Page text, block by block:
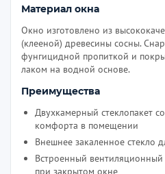
Материал окна
Окно изготовлено из
(клееной) древесины сосны.
фунгицидной пропиткой и
лаком на водной основе.
Преимущества
Двухкамерный стеклопакет
комфорта в помещении
Внешнее закаленное стекло
Встроенный
при закрытом окне